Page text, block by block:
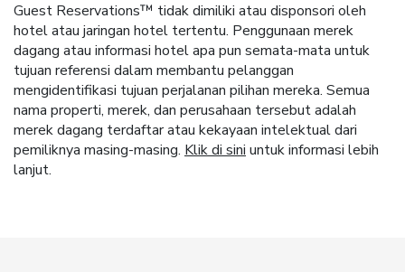
Guest Reservations™ tidak dimiliki atau disponsori oleh
hotel atau jaringan hotel tertentu. Penggunaan merek
dagang atau informasi hotel apa pun semata-mata untuk
tujuan referensi dalam membantu pelanggan
mengidentifikasi tujuan perjalanan pilihan mereka. Semua
nama properti, merek, dan perusahaan tersebut adalah
merek dagang terdaftar atau kekayaan intelektual dari
pemiliknya masing-masing. Klik di sini untuk informasi lebih
lanjut.